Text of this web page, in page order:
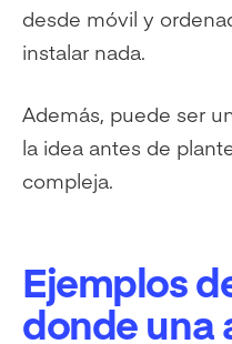
desde móvil y
instalar nada.
Además, puede ser
la idea antes de
compleja.
Ejemplos
donde una